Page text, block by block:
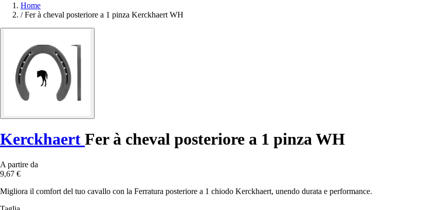
Home
/ Fer à cheval posteriore a 1 pinza Kerckhaert WH
Kerckhaert Fer à cheval posteriore a 1 pinza WH
A partire da
9,67 €
Migliora il comfort del tuo cavallo con la Ferratura posteriore a 1 chiodo Kerckhaert, unendo durata e performance.